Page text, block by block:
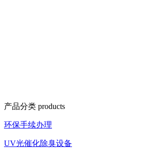
产品分类 products
环保手续办理
UV光催化除臭设备